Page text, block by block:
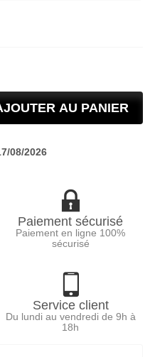
AU PANIER
08/2026
Paiement sécurisé
Paiement en ligne 100%
sécurisé
Service client
Du lundi au vendredi de 9h à
18h